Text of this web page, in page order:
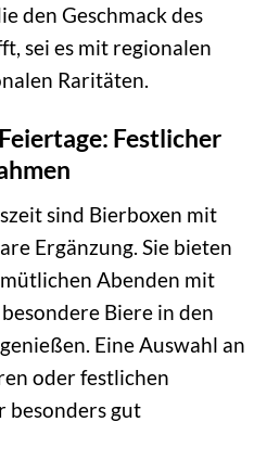
den Geschmack des
sei es mit regionalen
Raritäten.
Festlicher
sind Bierboxen mit
Ergänzung. Sie bieten
Abenden mit
Biere in den
Eine Auswahl an
oder festlichen
besonders gut